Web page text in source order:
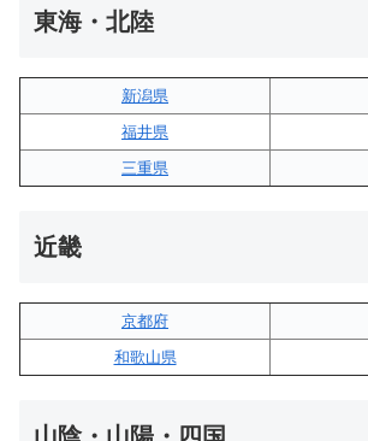
東海・北陸
新潟県
福井県
三重県
近畿
京都府
和歌山県